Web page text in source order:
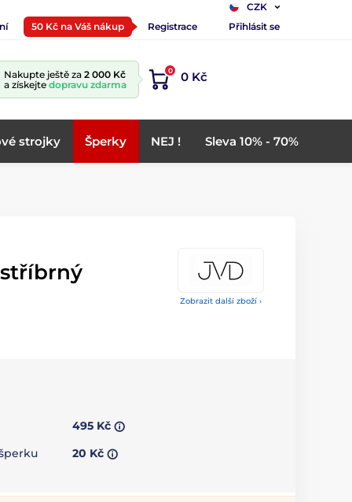
CZK
50 Kč na Váš nákup Registrace Přihlásit se
Nakupte ještě za 2 000 Kč
a získejte dopravu zdarma
0 0 Kč
strojky Šperky NEJ ! Sleva 10% - 70%
Zobrazit další zboží ›
495 Kč
20 Kč